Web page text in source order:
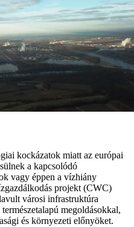
kockázatok miatt az európai
a kapcsolódó
vagy éppen a vízhiány
projekt (CWC)
városi infrastruktúra
megoldásokkal,
és környezeti előnyöket.